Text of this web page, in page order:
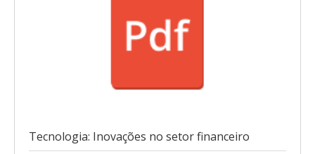
Tecnologia: Inovações no setor financeiro